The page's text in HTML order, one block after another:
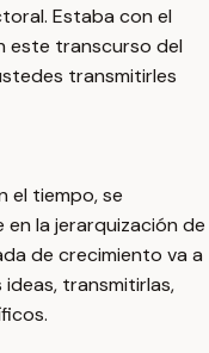
Estaba con el
este transcurso del
transmitirles
el tiempo, se
la jerarquización de
de crecimiento va a
transmitirlas,